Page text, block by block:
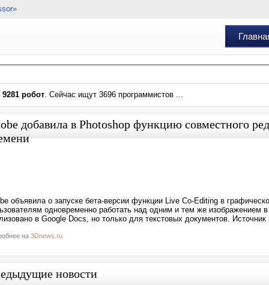
9281 робот. Сейчас ищут 3696 программистов ...
добавила в Photoshop функцию совместного
объявила о запуске бета-версии функции Live Co-Editing в
одновременно работать над одним и тем же изображением
в Google Docs, но только для текстовых документов.
на 3Dnews.ru
новости